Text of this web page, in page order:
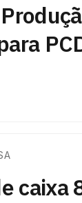
caixa